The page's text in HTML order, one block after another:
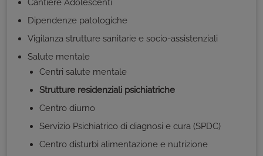
Cantiere Adolescenti
Dipendenze patologiche
Vigilanza strutture sanitarie e socio-assistenziali
Salute mentale
Centri salute mentale
Strutture residenziali psichiatriche
Centro diurno
Servizio Psichiatrico di diagnosi e cura (SPDC)
Centro disturbi alimentazione e nutrizione